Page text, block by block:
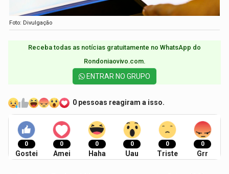
Foto: Divulgação
Receba todas as notícias gratuitamente no WhatsApp do
Rondoniaovivo.com.​
ENTRAR NO GRUPO
0 pessoas reagiram a isso.
0
Gostei
0
Amei
0
Haha
0
Uau
0
Triste
0
Grr